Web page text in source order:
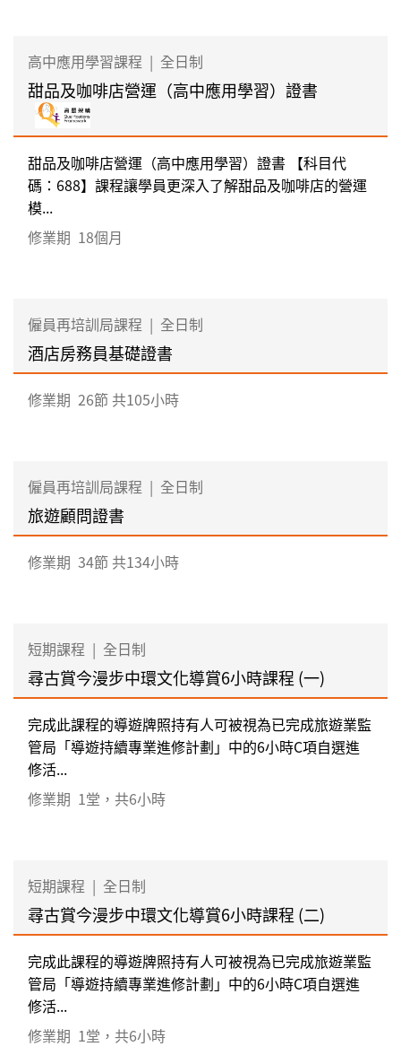
高中應用學習課程 | 全日制
甜品及咖啡店營運（高中應用學習）證書
甜品及咖啡店營運（高中應用學習）證書 【科目代
碼：688】課程讓學員更深入了解甜品及咖啡店的營運
模...
修業期 18個月
僱員再培訓局課程 | 全日制
酒店房務員基礎證書
修業期 26節 共105小時
僱員再培訓局課程 | 全日制
旅遊顧問證書
修業期 34節 共134小時
短期課程 | 全日制
尋古賞今漫步中環文化導賞6小時課程 (一)
完成此課程的導遊牌照持有人可被視為已完成旅遊業監
管局「導遊持續專業進修計劃」中的6小時C項自選進
修活...
修業期 1堂，共6小時
短期課程 | 全日制
尋古賞今漫步中環文化導賞6小時課程 (二)
完成此課程的導遊牌照持有人可被視為已完成旅遊業監
管局「導遊持續專業進修計劃」中的6小時C項自選進
修活...
修業期 1堂，共6小時